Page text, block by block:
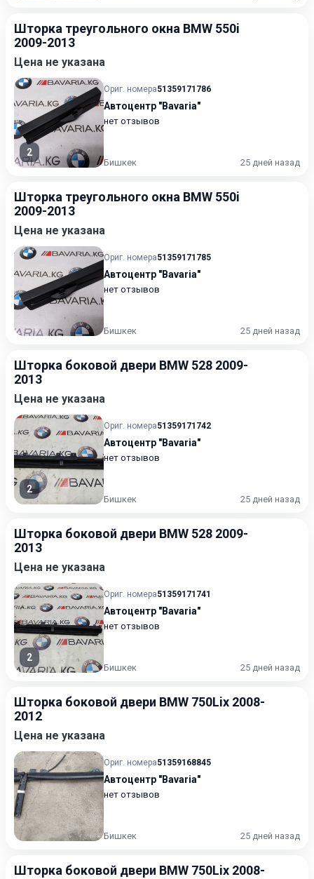
Шторка треугольного окна BMW 550i
2009-2013
Цена не указана
2
Ориг. номера51359171786
Автоцентр "Bavaria"
нет отзывов
Бишкек 25 дней назад
Шторка треугольного окна BMW 550i
2009-2013
Цена не указана
Ориг. номера51359171785
Автоцентр "Bavaria"
нет отзывов
Бишкек 25 дней назад
Шторка боковой двери BMW 528 2009-
2013
Цена не указана
2
Ориг. номера51359171742
Автоцентр "Bavaria"
нет отзывов
Бишкек 25 дней назад
Шторка боковой двери BMW 528 2009-
2013
Цена не указана
2
Ориг. номера51359171741
Автоцентр "Bavaria"
нет отзывов
Бишкек 25 дней назад
Шторка боковой двери BMW 750Lix 2008-
2012
Цена не указана
Ориг. номера51359168845
Автоцентр "Bavaria"
нет отзывов
Бишкек 25 дней назад
Шторка боковой двери BMW 750Lix 2008-